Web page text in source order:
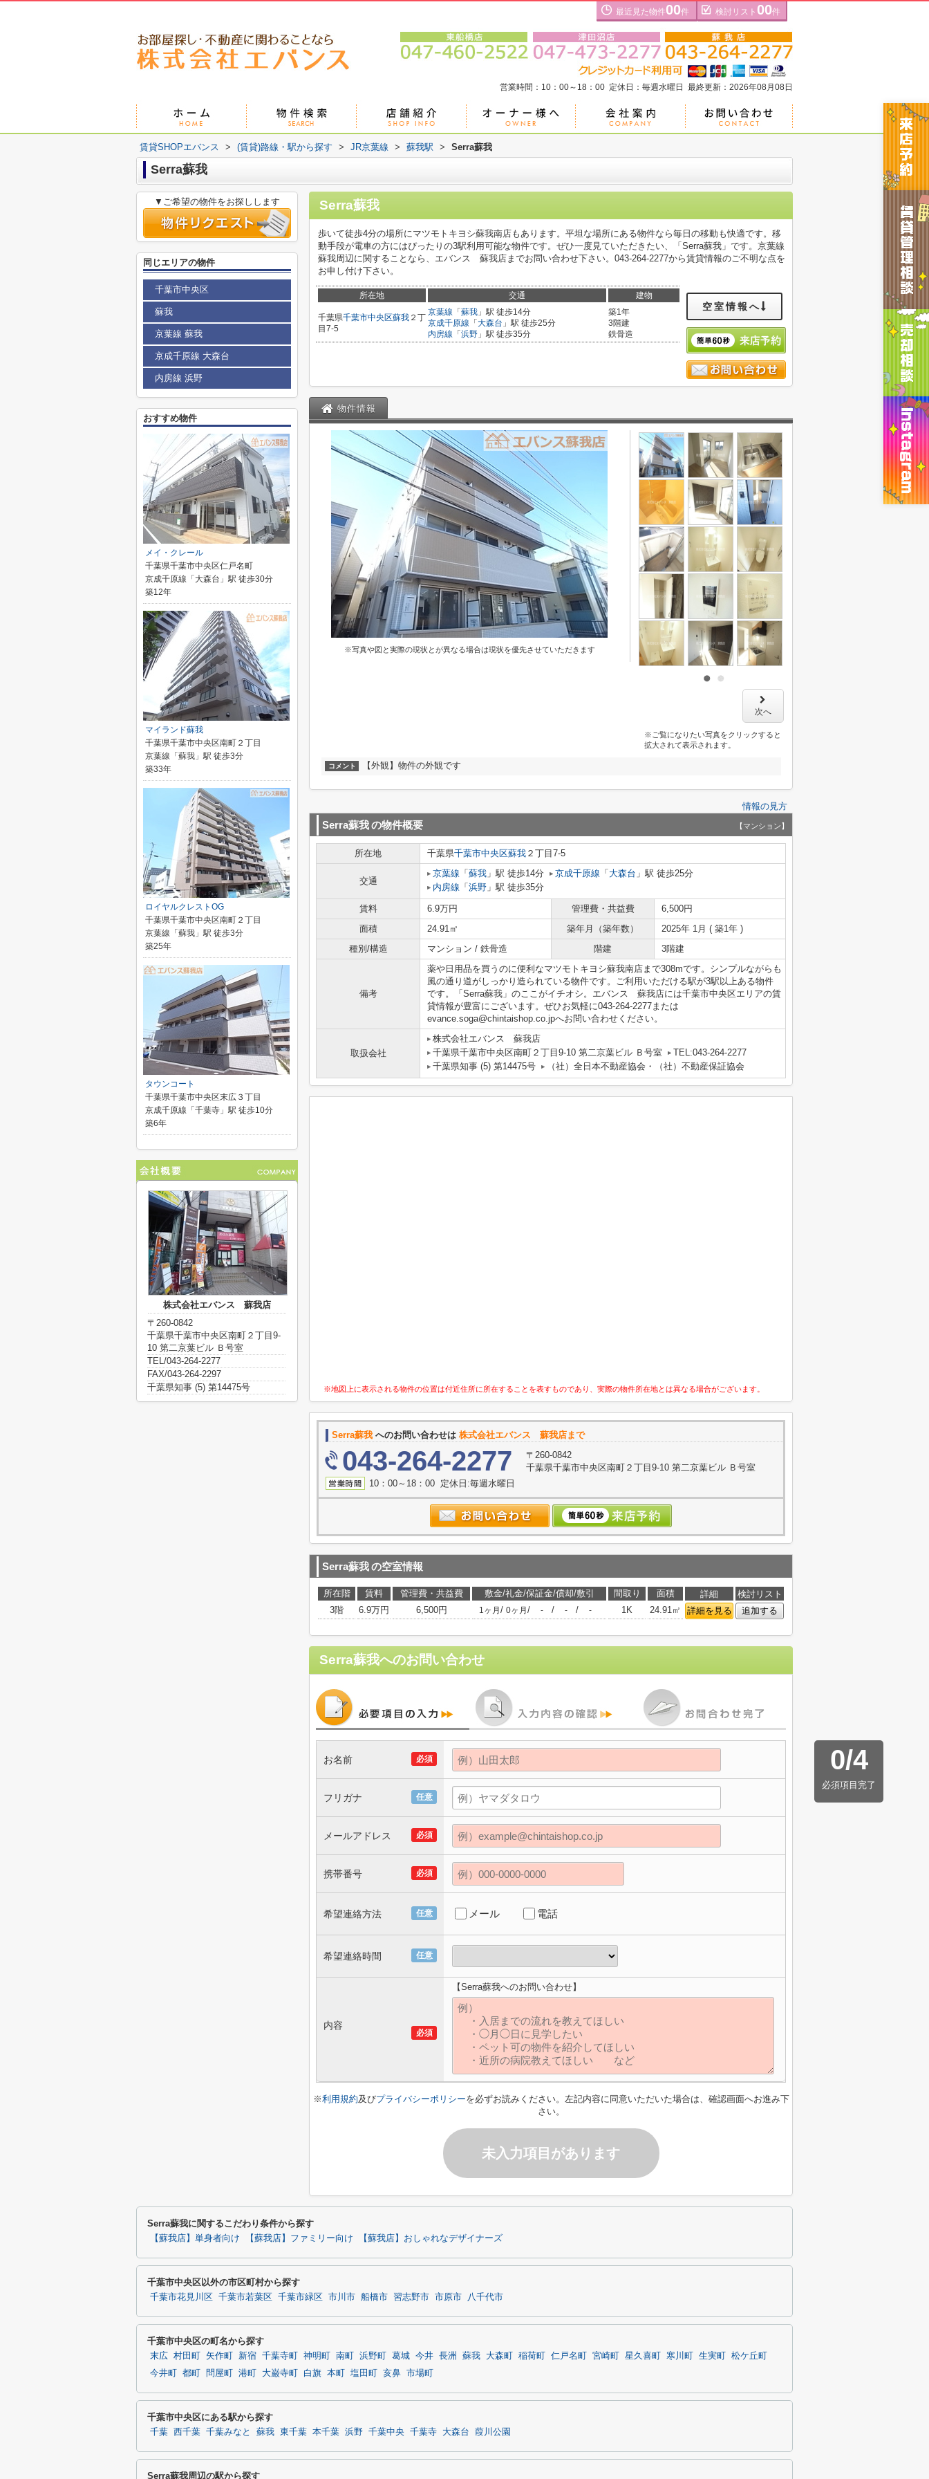
最近見た物件00件 検討リスト 00件
営業時間：10：00～18：00 定休日：毎週水曜日 最終更新：2026年08月08日
賃貸SHOPエバンス > (賃貸)路線・駅から探す > JR京葉線 > 蘇我駅 > Serra蘇我
Serra蘇我
Serra蘇我
歩いて徒歩4分の場所にマツモトキヨシ蘇我南店もあります。平坦な場所にある物件なら毎日の移動も快適です。移
動手段が電車の方にはぴったりの3駅利用可能な物件です。ぜひ一度見ていただきたい、「Serra蘇我」です。京葉線
蘇我周辺に関することなら、エバンス 蘇我店までお問い合わせ下さい。043-264-2277から賃貸情報のご不明な点を
お申し付け下さい。
所在地 交通 建物
千葉県千葉市中央区蘇我 ２丁
目7-5
京葉線 「 蘇我 」駅 徒歩14分
京成千原線 「 大森台 」駅 徒歩25分
内房線 「 浜野 」駅 徒歩35分
築1年
3階建
鉄骨造
空室情報へ
物件情報
※写真や図と実際の現状とが異なる場合は現状を優先させていただきます
次へ
※ご覧になりたい写真をクリックすると
拡大されて表示されます。
コメント 【外観】物件の外観です
情報の見方
Serra蘇我の物件概要 【マンション】
所在地 千葉県千葉市中央区蘇我 ２丁目7-5
交通
京葉線 「 蘇我 」駅 徒歩14分 京成千原線 「 大森台 」駅 徒歩25分
内房線 「 浜野 」駅 徒歩35分
賃料 6.9万円 管理費・共益費
6,500円
面積
24.91㎡ 築年月（築年数）
2025年 1月 ( 築1年 )
種別/構造
マンション / 鉄骨造 階建 3階建
備考
薬や日用品を買うのに便利なマツモトキヨシ蘇我南店まで308mです。シンプルながらも
風の通り道がしっかり造られている物件です。ご利用いただける駅が3駅以上ある物件
です。「Serra蘇我」のここがイチオシ。エバンス 蘇我店には千葉市中央区エリアの賃
貸情報が豊富にございます。ぜひお気軽に043-264-2277または
evance.soga@chintaishop.co.jpへお問い合わせください。
取扱会社
株式会社エバンス 蘇我店
千葉県千葉市中央区南町２丁目9-10 第二京葉ビル Ｂ号室
TEL:043-264-2277
千葉県知事 (5) 第14475号
（社）全日本不動産協会・（社）不動産保証協会
※地図上に表示される物件の位置は付近住所に所在することを表すものであり、実際の物件所在地とは異なる場合がございます。
Serra蘇我 へのお問い合わせは 株式会社エバンス 蘇我店まで
043-264-2277
〒260-0842
千葉県千葉市中央区南町２丁目9-10 第二京葉ビル Ｂ号室
10：00～18：00 定休日:毎週水曜日
Serra蘇我の空室情報
所在階 賃料 管理費・共益費 敷金/礼金/保証金/償却/敷引 間取り 面積 詳細
検討リスト
3階
6.9万円 6,500円 1ヶ月 / 0ヶ月 / - / - / - 1K 24.91㎡ 詳細を見る 追加する
Serra蘇我へのお問い合わせ
0/4
必須項目完了
必須
お名前
任意
フリガナ
必須
メールアドレス
必須
携帯番号
任意
希望連絡方法 メール 電話
任意
希望連絡時間
必須
内容
【Serra蘇我へのお問い合わせ】
※利用規約及びプライバシーポリシーを必ずお読みください。左記内容に同意いただいた場合は、確認画面へお進み下
さい。
未入力項目があります
▼ご希望の物件をお探しします
同じエリアの物件
千葉市中央区
蘇我
京葉線 蘇我
京成千原線 大森台
内房線 浜野
おすすめ物件
メイ・クレール
千葉県千葉市中央区仁戸名町
京成千原線「大森台」駅 徒歩30分
築12年
マイランド蘇我
千葉県千葉市中央区南町２丁目
京葉線「蘇我」駅 徒歩3分
築33年
ロイヤルクレストOG
千葉県千葉市中央区南町２丁目
京葉線「蘇我」駅 徒歩3分
築25年
タウンコート
千葉県千葉市中央区末広３丁目
京成千原線「千葉寺」駅 徒歩10分
築6年
株式会社エバンス 蘇我店
〒260-0842
千葉県千葉市中央区南町２丁目9-
10 第二京葉ビル Ｂ号室
TEL/043-264-2277
FAX/043-264-2297
千葉県知事 (5) 第14475号
Serra蘇我に関するこだわり条件から探す
【蘇我店】単身者向け 【蘇我店】ファミリー向け 【蘇我店】おしゃれなデザイナーズ
千葉市中央区以外の市区町村から探す
千葉市花見川区 千葉市若葉区 千葉市緑区 市川市 船橋市 習志野市 市原市 八千代市
千葉市中央区の町名から探す
末広 村田町 矢作町 新宿 千葉寺町 神明町 南町 浜野町 葛城 今井 長洲 蘇我 大森町 稲荷町 仁戸名町 宮崎町 星久喜町 寒川町 生実町
松ケ丘町
今井町
都町 問屋町 港町 大巌寺町 白旗 本町 塩田町 亥鼻 市場町
千葉市中央区にある駅から探す
千葉 西千葉 千葉みなと 蘇我 東千葉 本千葉 浜野 千葉中央 千葉寺 大森台 葭川公園
Serra蘇我周辺の駅から探す